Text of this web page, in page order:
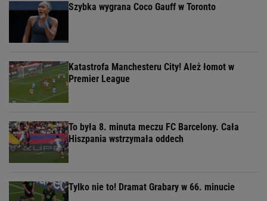
Szybka wygrana Coco Gauff w Toronto
Katastrofa Manchesteru City! Ależ łomot w
Premier League
To była 8. minuta meczu FC Barcelony. Cała
Hiszpania wstrzymała oddech
Tylko nie to! Dramat Grabary w 66. minucie